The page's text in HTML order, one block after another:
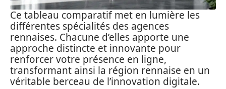
Ce tableau comparatif met en lumière les
différentes spécialités des agences
rennaises. Chacune d’elles apporte une
approche distincte et innovante pour
renforcer votre présence en ligne,
transformant ainsi la région rennaise en un
véritable berceau de l’innovation digitale.